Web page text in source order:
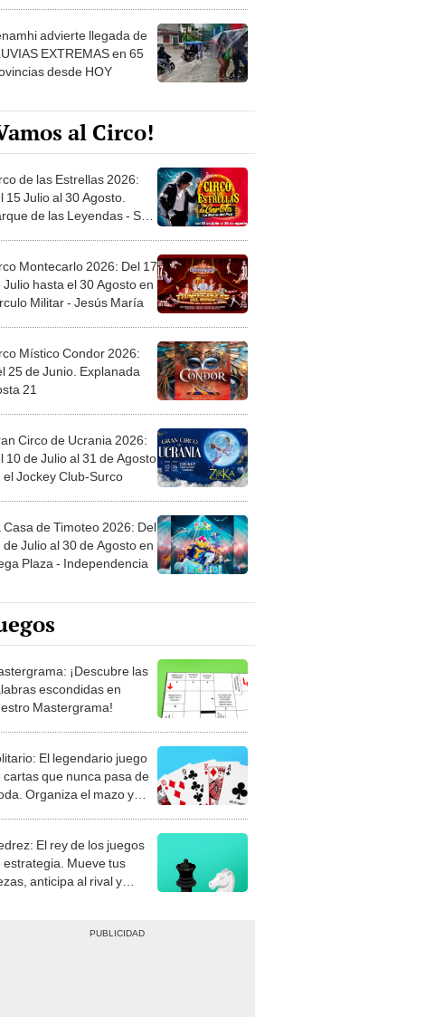
advierte llegada de
EXTREMAS en 65
desde HOY
al Circo!
de las Estrellas 2026:
15 Julio al 30 Agosto.
de las Leyendas - San
Montecarlo 2026: Del 17
Julio hasta el 30 Agosto en
Militar - Jesús María
Místico Condor 2026:
25 de Junio. Explanada
21
Circo de Ucrania 2026:
10 de Julio al 31 de Agosto
el Jockey Club-Surco
Casa de Timoteo 2026: Del
de Julio al 30 de Agosto en
Plaza - Independencia
¡Descubre las
escondidas en
Mastergrama!
El legendario juego
cartas que nunca pasa de
Organiza el mazo y
tu habilidad.
El rey de los juegos
estrategia. Mueve tus
anticipa al rival y
el jaque mate.